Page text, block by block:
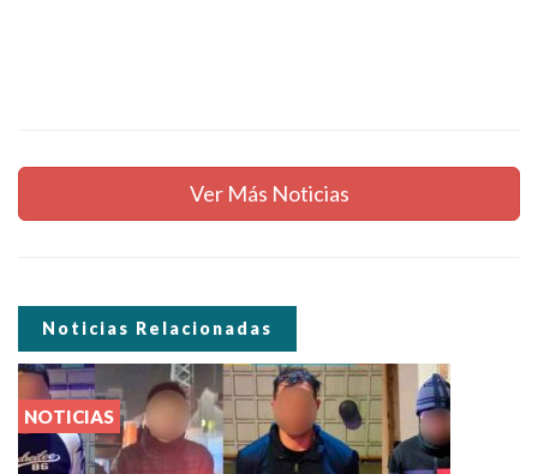
Ver Más Noticias
Noticias Relacionadas
NOTICIAS